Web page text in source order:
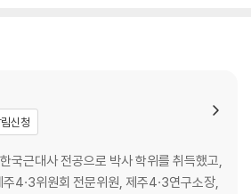
재소자의 행방
사회의 변화
교회의 역할
사교육자료 서술
신청
국근대사 전공으로 박사 학위를 취득했고,
4·3위원회 전문위원, 제주4·3연구소장,